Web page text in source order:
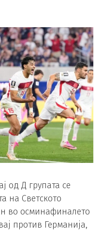
од Д групата се
на Светското
во осминафиналето
против Германија,